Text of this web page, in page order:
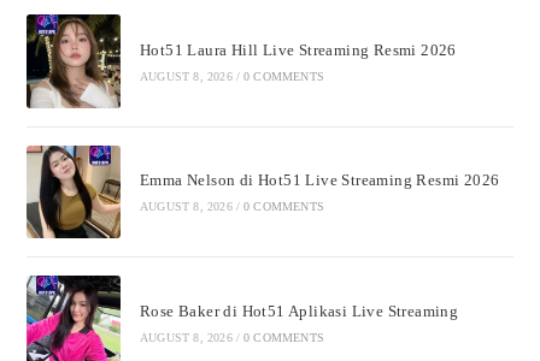
Hot51 Laura Hill Live Streaming Resmi 2026
AUGUST 8, 2026 / 0 COMMENTS
Emma Nelson di Hot51 Live Streaming Resmi 2026
AUGUST 8, 2026 / 0 COMMENTS
Rose Baker di Hot51 Aplikasi Live Streaming
AUGUST 8, 2026 / 0 COMMENTS